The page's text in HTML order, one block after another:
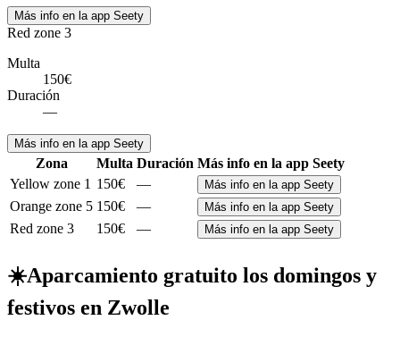
Más info en la app Seety
Red zone 3
Multa
150€
Duración
—
Más info en la app Seety
Zona Multa Duración Más info en la app Seety
Yellow zone 1 150€ — Más info en la app Seety
Orange zone 5 150€ — Más info en la app Seety
Red zone 3 150€ — Más info en la app Seety
☀️Aparcamiento gratuito los domingos y
festivos en Zwolle